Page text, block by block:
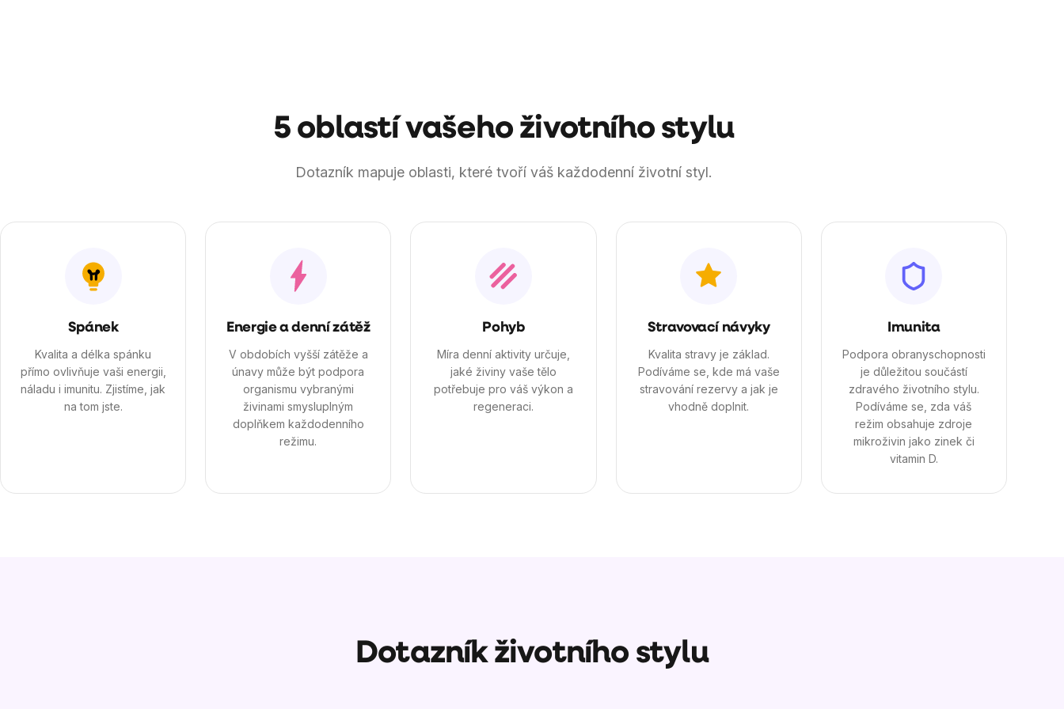
5 oblastí vašeho životního stylu
Dotazník mapuje oblasti, které tvoří váš každodenní životní styl.
Spánek
Kvalita a délka spánku
přímo ovlivňuje vaši energii,
náladu i imunitu. Zjistíme, jak
na tom jste.
Energie a denní zátěž
V obdobích vyšší zátěže a
únavy může být podpora
organismu vybranými
živinami smysluplným
doplňkem každodenního
režimu.
Pohyb
Míra denní aktivity určuje,
jaké živiny vaše tělo
potřebuje pro váš výkon a
regeneraci.
Stravovací návyky
Kvalita stravy je základ.
Podíváme se, kde má vaše
stravování rezervy a jak je
vhodně doplnit.
Imunita
Podpora obranyschopnosti
je důležitou součástí
zdravého životního stylu.
Podíváme se, zda váš
režim obsahuje zdroje
mikroživin jako zinek či
vitamin D.
Dotazník životního stylu